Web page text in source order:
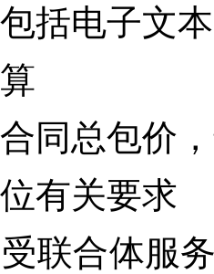
括电子文
同总包价
有关要求
联合体服